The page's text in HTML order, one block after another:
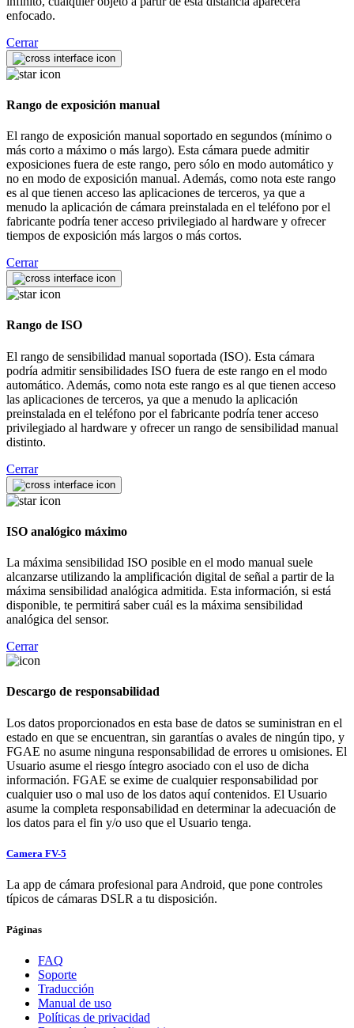
enfocado.
Cerrar
Rango de exposición manual
El rango de exposición manual soportado en segundos (mínimo o
más corto a máximo o más largo). Esta cámara puede admitir
exposiciones fuera de este rango, pero sólo en modo automático y
no en modo de exposición manual. Además, como nota este rango
es al que tienen acceso las aplicaciones de terceros, ya que a
menudo la aplicación de cámara preinstalada en el teléfono por el
fabricante podría tener acceso privilegiado al hardware y ofrecer
tiempos de exposición más largos o más cortos.
Cerrar
Rango de ISO
El rango de sensibilidad manual soportada (ISO). Esta cámara
podría admitir sensibilidades ISO fuera de este rango en el modo
automático. Además, como nota este rango es al que tienen acceso
las aplicaciones de terceros, ya que a menudo la aplicación
preinstalada en el teléfono por el fabricante podría tener acceso
privilegiado al hardware y ofrecer un rango de sensibilidad manual
distinto.
Cerrar
ISO analógico máximo
La máxima sensibilidad ISO posible en el modo manual suele
alcanzarse utilizando la amplificación digital de señal a partir de la
máxima sensibilidad analógica admitida. Esta información, si está
disponible, te permitirá saber cuál es la máxima sensibilidad
analógica del sensor.
Cerrar
Descargo de responsabilidad
Los datos proporcionados en esta base de datos se suministran en el
estado en que se encuentran, sin garantías o avales de ningún tipo, y
FGAE no asume ninguna responsabilidad de errores u omisiones. El
Usuario asume el riesgo íntegro asociado con el uso de dicha
información. FGAE se exime de cualquier responsabilidad por
cualquier uso o mal uso de los datos aquí contenidos. El Usuario
asume la completa responsabilidad en determinar la adecuación de
los datos para el fin y/o uso que el Usuario tenga.
Camera FV-5
La app de cámara profesional para Android, que pone controles
típicos de cámaras DSLR a tu disposición.
Páginas
FAQ
Soporte
Traducción
Manual de uso
Políticas de privacidad